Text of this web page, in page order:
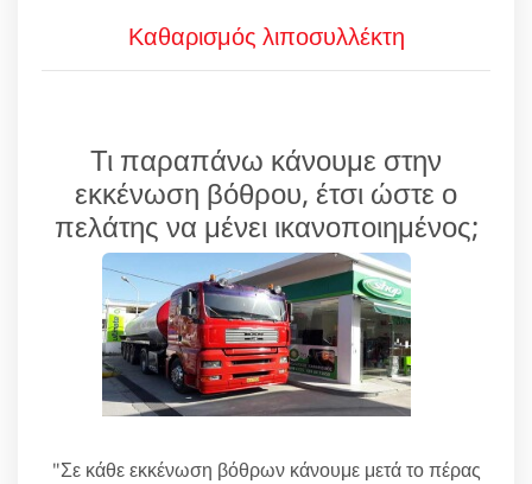
Καθαρισμός λιποσυλλέκτη
Τι παραπάνω κάνουμε στην
εκκένωση βόθρου, έτσι ώστε ο
πελάτης να μένει ικανοποιημένος;
"Σε κάθε εκκένωση βόθρων κάνουμε μετά το πέρας